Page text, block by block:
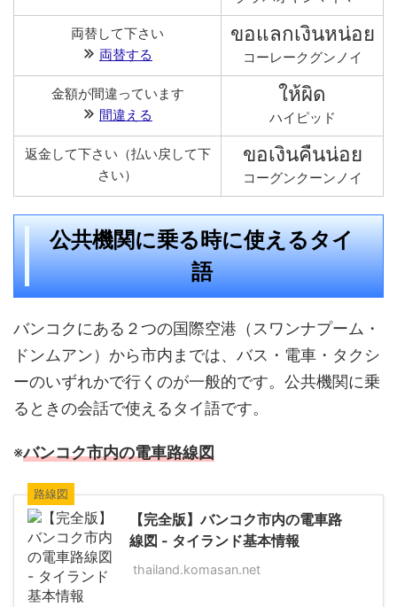
両替して下さい
両替する
ขอแลกเงินหน่อย
コーレークグンノイ
金額が間違っています
間違える
ให้ผิด
ハイピッド
返金して下さい（払い戻して下
さい）
ขอเงินคืนน่อย
コーグンクーンノイ
公共機関に乗る時に使えるタイ
語
バンコクにある２つの国際空港（スワンナプーム・
ドンムアン）から市内までは、バス・電車・タクシ
ーのいずれかで行くのが一般的です。公共機関に乗
るときの会話で使えるタイ語です。
※バンコク市内の電車路線図
路線図
【完全版】バンコク市内の電車路
線図 - タイランド基本情報
thailand.komasan.net